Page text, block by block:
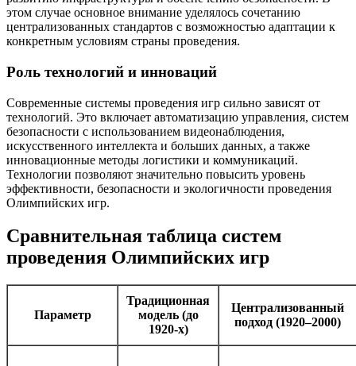
этом случае основное внимание уделялось сочетанию
централизованных стандартов с возможностью адаптации к
конкретным условиям страны проведения.
Роль технологий и инноваций
Современные системы проведения игр сильно зависят от
технологий. Это включает автоматизацию управления, систем
безопасности с использованием видеонаблюдения,
искусственного интеллекта и больших данных, а также
инновационные методы логистики и коммуникаций.
Технологии позволяют значительно повысить уровень
эффективности, безопасности и экологичности проведения
Олимпийских игр.
Сравнительная таблица систем
проведения Олимпийских игр
Параметр
Традиционная
модель (до
1920-х)
Централизованный
подход (1920–2000)